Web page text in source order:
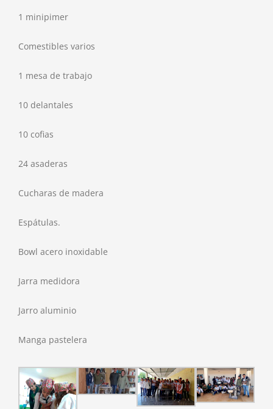
1 minipimer
Comestibles varios
1 mesa de trabajo
10 delantales
10 cofias
24 asaderas
Cucharas de madera
Espátulas.
Bowl acero inoxidable
Jarra medidora
Jarro aluminio
Manga pastelera